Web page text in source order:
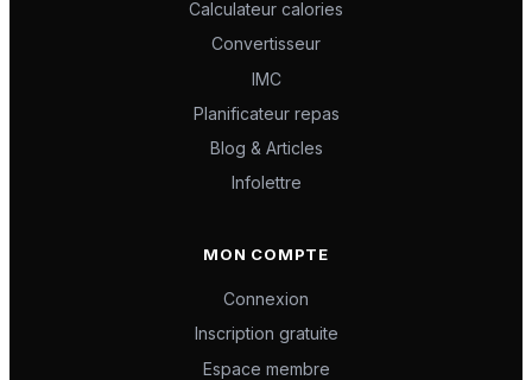
Calculateur calories
Convertisseur
IMC
Planificateur repas
Blog & Articles
Infolettre
MON COMPTE
Connexion
Inscription gratuite
Espace membre